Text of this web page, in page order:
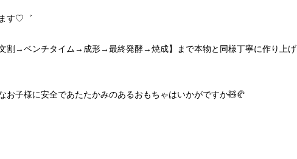
割→ベンチタイム→成形→最終発酵→焼成】まで本物と同様丁寧に作り上げ
お子様に安全であたたかみのあるおもちゃはいかがですか🧸🥐